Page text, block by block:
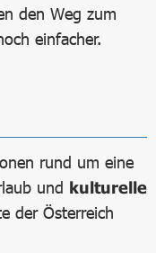
den Weg zum
einfacher.
rund um eine
und kulturelle
der Österreich